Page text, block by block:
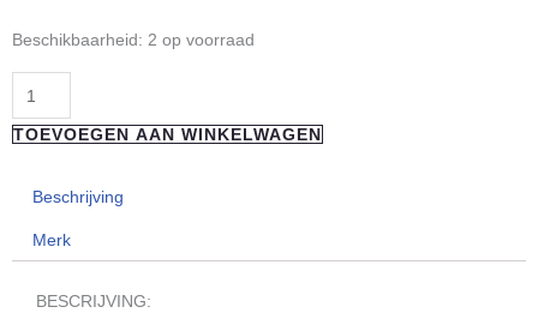
Beschikbaarheid: 2 op voorraad
Muc
Off
CO2
Inflator
TOEVOEGEN AAN WINKELWAGEN
Beschrijving
Merk
BESCRIJVING: